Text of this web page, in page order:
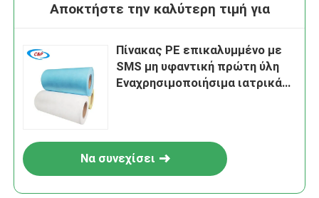
Αποκτήστε την καλύτερη τιμή για
Πίνακας PE επικαλυμμένο με
SMS μη υφαντική πρώτη ύλη
Εναχρησιμοποιήσιμα ιατρικά
Να συνεχίσει